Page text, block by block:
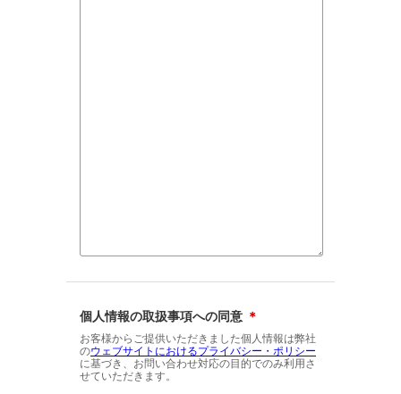
個人情報の取扱事項への同意 ＊
お客様からご提供いただきました個人情報は弊社
のウェブサイトにおけるプライバシー・ポリシー
に基づき、お問い合わせ対応の目的でのみ利用さ
せていただきます。